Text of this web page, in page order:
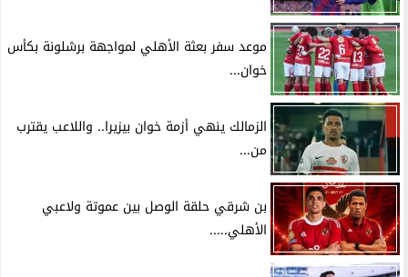
موعد سفر بعثة الأهلي لمواجهة برشلونة بكأس
خوان...
الزمالك ينهي أزمة خوان بيزيرا.. واللاعب يقترب
من...
بن شرقي حلقة الوصل بين عموتة ولاعبي
الأهلي.....